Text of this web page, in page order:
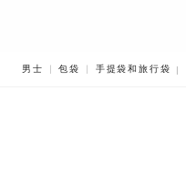
男士 包袋 手提袋和旅行袋